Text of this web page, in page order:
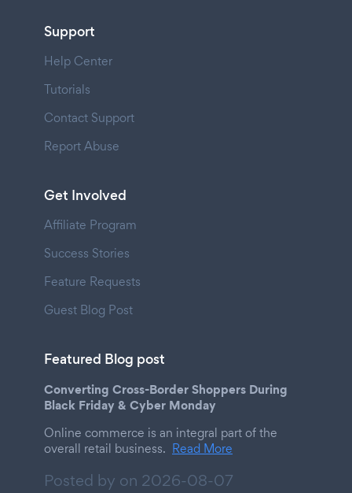
Support
Help Center
Tutorials
Contact Support
Report Abuse
Get Involved
Affiliate Program
Success Stories
Feature Requests
Guest Blog Post
Featured Blog post
Converting Cross-Border Shoppers During
Black Friday & Cyber Monday
Online commerce is an integral part of the
overall retail business. Read More
Posted by on 2026-08-07